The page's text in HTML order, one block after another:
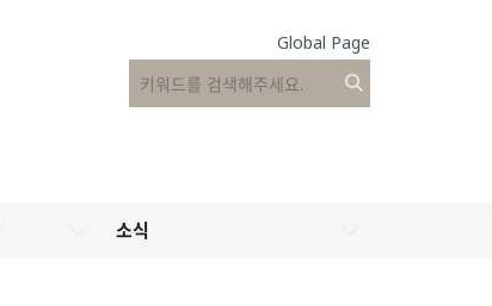
Global Page
소식